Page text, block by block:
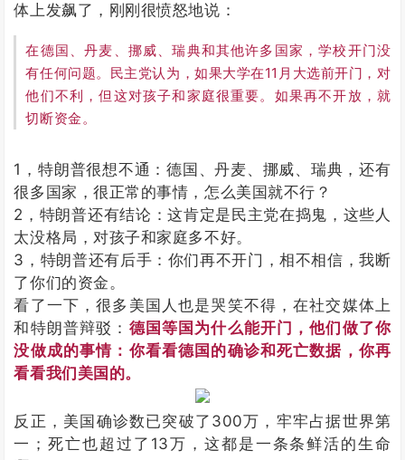
体上发飙了，刚刚很愤怒地说：
在德国、丹麦、挪威、瑞典和其他许多国家，学校开门没
有任何问题。民主党认为，如果大学在11月大选前开门，对
他们不利，但这对孩子和家庭很重要。如果再不开放，就
切断资金。
1，特朗普很想不通：德国、丹麦、挪威、瑞典，还有
很多国家，很正常的事情，怎么美国就不行？
2，特朗普还有结论：这肯定是民主党在捣鬼，这些人
太没格局，对孩子和家庭多不好。
3，特朗普还有后手：你们再不开门，相不相信，我断
了你们的资金。
看了一下，很多美国人也是哭笑不得，在社交媒体上
和特朗普辩驳： 德国等国为什么能开门，他们做了你
没做成的事情：你看看德国的确诊和死亡数据，你再
看看我们美国的。
反正，美国确诊数已突破了300万，牢牢占据世界第
一；死亡也超过了13万，这都是一条条鲜活的生命